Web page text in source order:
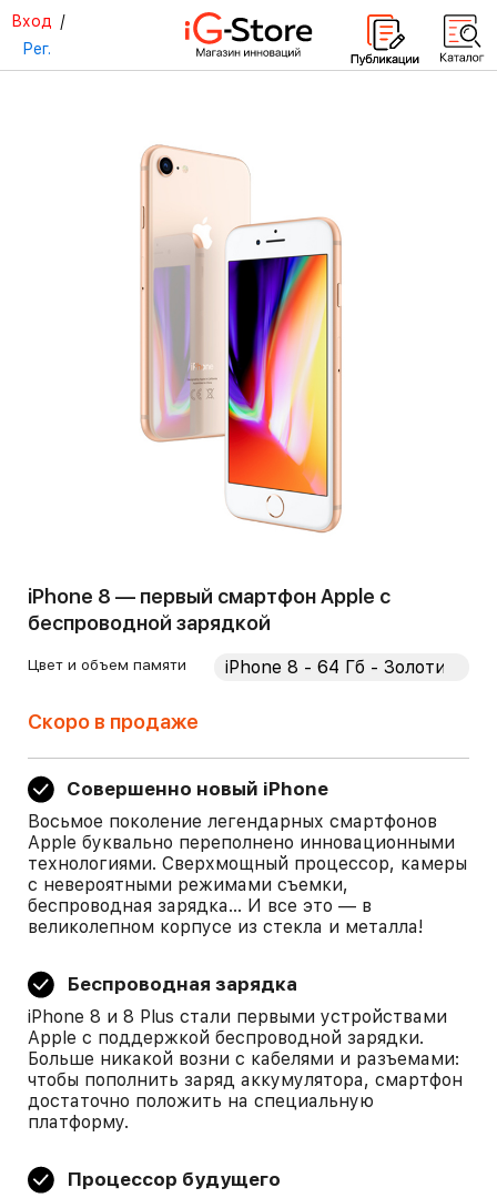
Вход /
Рег.
iPhone 8 — первый смартфон Apple с
беспроводной зарядкой
Цвет и объем памяти
Скоро в продаже
Совершенно новый iPhone
Восьмое поколение легендарных смартфонов
Apple буквально переполнено инновационными
технологиями. Сверхмощный процессор, камеры
с невероятными режимами съемки,
беспроводная зарядка... И все это — в
великолепном корпусе из стекла и металла!
Беспроводная зарядка
iPhone 8 и 8 Plus стали первыми устройствами
Apple с поддержкой беспроводной зарядки.
Больше никакой возни с кабелями и разъемами:
чтобы пополнить заряд аккумулятора, смартфон
достаточно положить на специальную
платформу.
Процессор будущего